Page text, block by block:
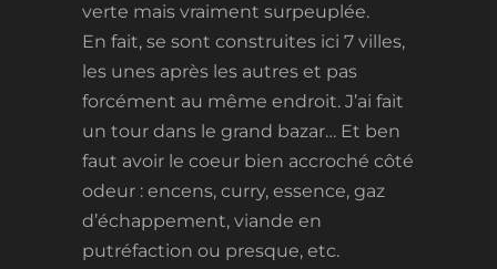
verte mais vraiment surpeuplée.
En fait, se sont construites ici 7 villes,
les unes après les autres et pas
forcément au même endroit. J’ai fait
un tour dans le grand bazar… Et ben
faut avoir le coeur bien accroché côté
odeur : encens, curry, essence, gaz
d’échappement, viande en
putréfaction ou presque, etc.